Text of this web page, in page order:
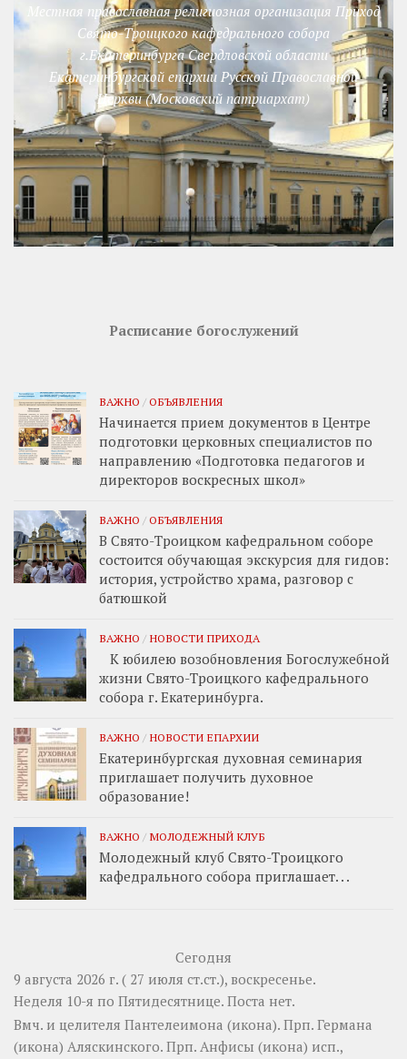
Местная православная религиозная организация Приход
Свято-Троицкого кафедрального собора
г.Екатеринбурга Свердловской области
Екатеринбургской епархии Русской Православной
Церкви (Московский патриархат)
Расписание богослужений
ВАЖНО / ОБЪЯВЛЕНИЯ
Начинается прием документов в Центре
подготовки церковных специалистов по
направлению «Подготовка педагогов и
директоров воскресных школ»
ВАЖНО / ОБЪЯВЛЕНИЯ
В Свято-Троицком кафедральном соборе
состоится обучающая экскурсия для гидов:
история, устройство храма, разговор с
батюшкой
ВАЖНО / НОВОСТИ ПРИХОДА
К юбилею возобновления Богослужебной
жизни Свято-Троицкого кафедрального
собора г. Екатеринбурга.
ВАЖНО / НОВОСТИ ЕПАРХИИ
Екатеринбургская духовная семинария
приглашает получить духовное
образование!
ВАЖНО / МОЛОДЕЖНЫЙ КЛУБ
Молодежный клуб Свято-Троицкого
кафедрального собора приглашает. . .
Сегодня
9 августа 2026 г. ( 27 июля ст.ст.), воскресенье.
Неделя 10-я по Пятидесятнице. Поста нет.
Вмч. и целителя Пантелеимона (икона). Прп. Германа
(икона) Аляскинского. Прп. Анфисы (икона) исп.,